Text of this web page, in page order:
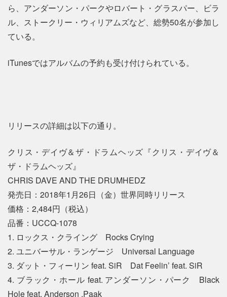
ら、アンダーソン・パークやロバート・グラスパー、ビラ
ル、ストークリー・ウィリアムズなど、総勢50名が参加し
ている。
iTunesではアルバムの予約も受け付けられている。
リリースの詳細は以下の通り。
クリス・デイヴ＆ザ・ドラムヘッズ『クリス・デイヴ＆
ザ・ドラムヘッズ』
CHRIS DAVE AND THE DRUMHEDZ
発売日：2018年1月26日（金）世界同時リリース
価格：2,484円（税込）
品番：UCCQ-1078
1. ロックス・クライング Rocks Crying
2. ユニバーサル・ランゲージ Universal Language
3. ダット・フィーリン feat. SiR Dat Feelin’ feat. SiR
4. ブラック・ホール feat. アンダーソン・パーク Black
Hole feat. Anderson .Paak